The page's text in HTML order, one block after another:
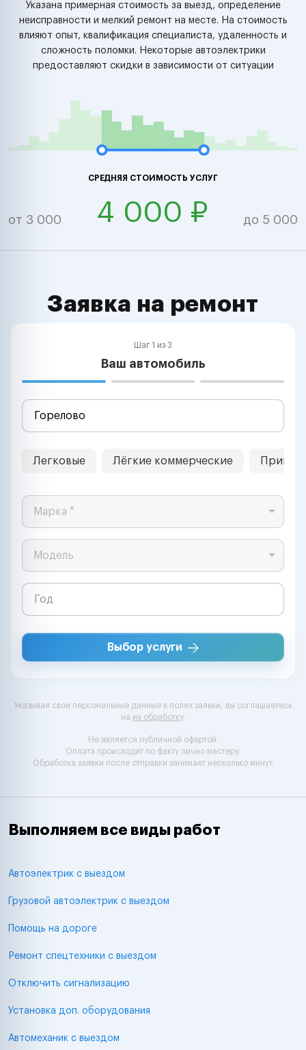
Указана примерная стоимость за выезд, определение
неисправности и мелкий ремонт на месте. На стоимость
влияют опыт, квалификация специалиста, удаленность и
сложность поломки. Некоторые автоэлектрики
предоставляют скидки в зависимости от ситуации
СРЕДНЯЯ СТОИМОСТЬ УСЛУГ
от 3 000 4 000 ₽ до 5 000
Заявка на ремонт
Шаг 1 из 3
Ваш автомобиль
Легковые Лёгкие коммерческие
Марка *
Модель
Выбор услуги
Указывая свои персональные данные в полях заявки, вы соглашаетесь
на их обработку.
Не является публичной офертой.
Оплата происходит по факту лично мастеру.
Обработка заявки после отправки занимает несколько минут.
Выполняем все виды работ
Автоэлектрик с выездом
Грузовой автоэлектрик с выездом
Помощь на дороге
Ремонт спецтехники с выездом
Отключить сигнализацию
Установка доп. оборудования
Автомеханик с выездом